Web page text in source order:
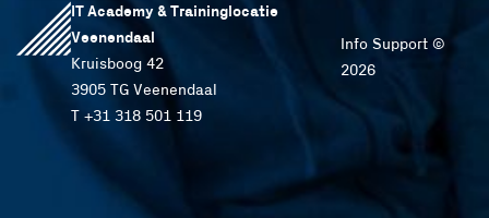
IT Academy & Traininglocatie
Veenendaal
Kruisboog 42
3905 TG Veenendaal
T +31 318 501 119
Info Support ©
2026